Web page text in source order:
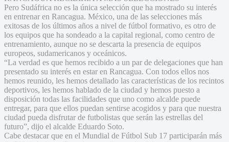
Pero Sudáfrica no es la única selección que ha mostrado su interés
en entrenar en Rancagua. México, una de las selecciones más
exitosas de los últimos años a nivel de fútbol formativo, es otro de
los equipos que ha sondeado a la capital regional, como centro de
entrenamiento, aunque no se descarta la presencia de equipos
europeos, sudamericanos y oceánicos.
“La verdad es que hemos recibido a un par de delegaciones que han
presentado su interés en estar en Rancagua. Con todos ellos nos
hemos reunido, les hemos detallado las características de los recintos
deportivos, les hemos hablado de la ciudad y hemos puesto a
disposición todas las facilidades que uno como alcalde puede
entregar, para que ellos puedan sentirse acogidos y para que nuestra
ciudad pueda disfrutar de futbolistas que serán las estrellas del
futuro”, dijo el alcalde Eduardo Soto.
Cabe destacar que en el Mundial de Fútbol Sub 17 participarán más